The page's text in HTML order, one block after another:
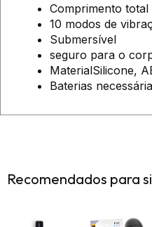
Comprimento total
10 modos de
Submersível
seguro para o
MaterialSilicone,
Baterias
Recomendados para si